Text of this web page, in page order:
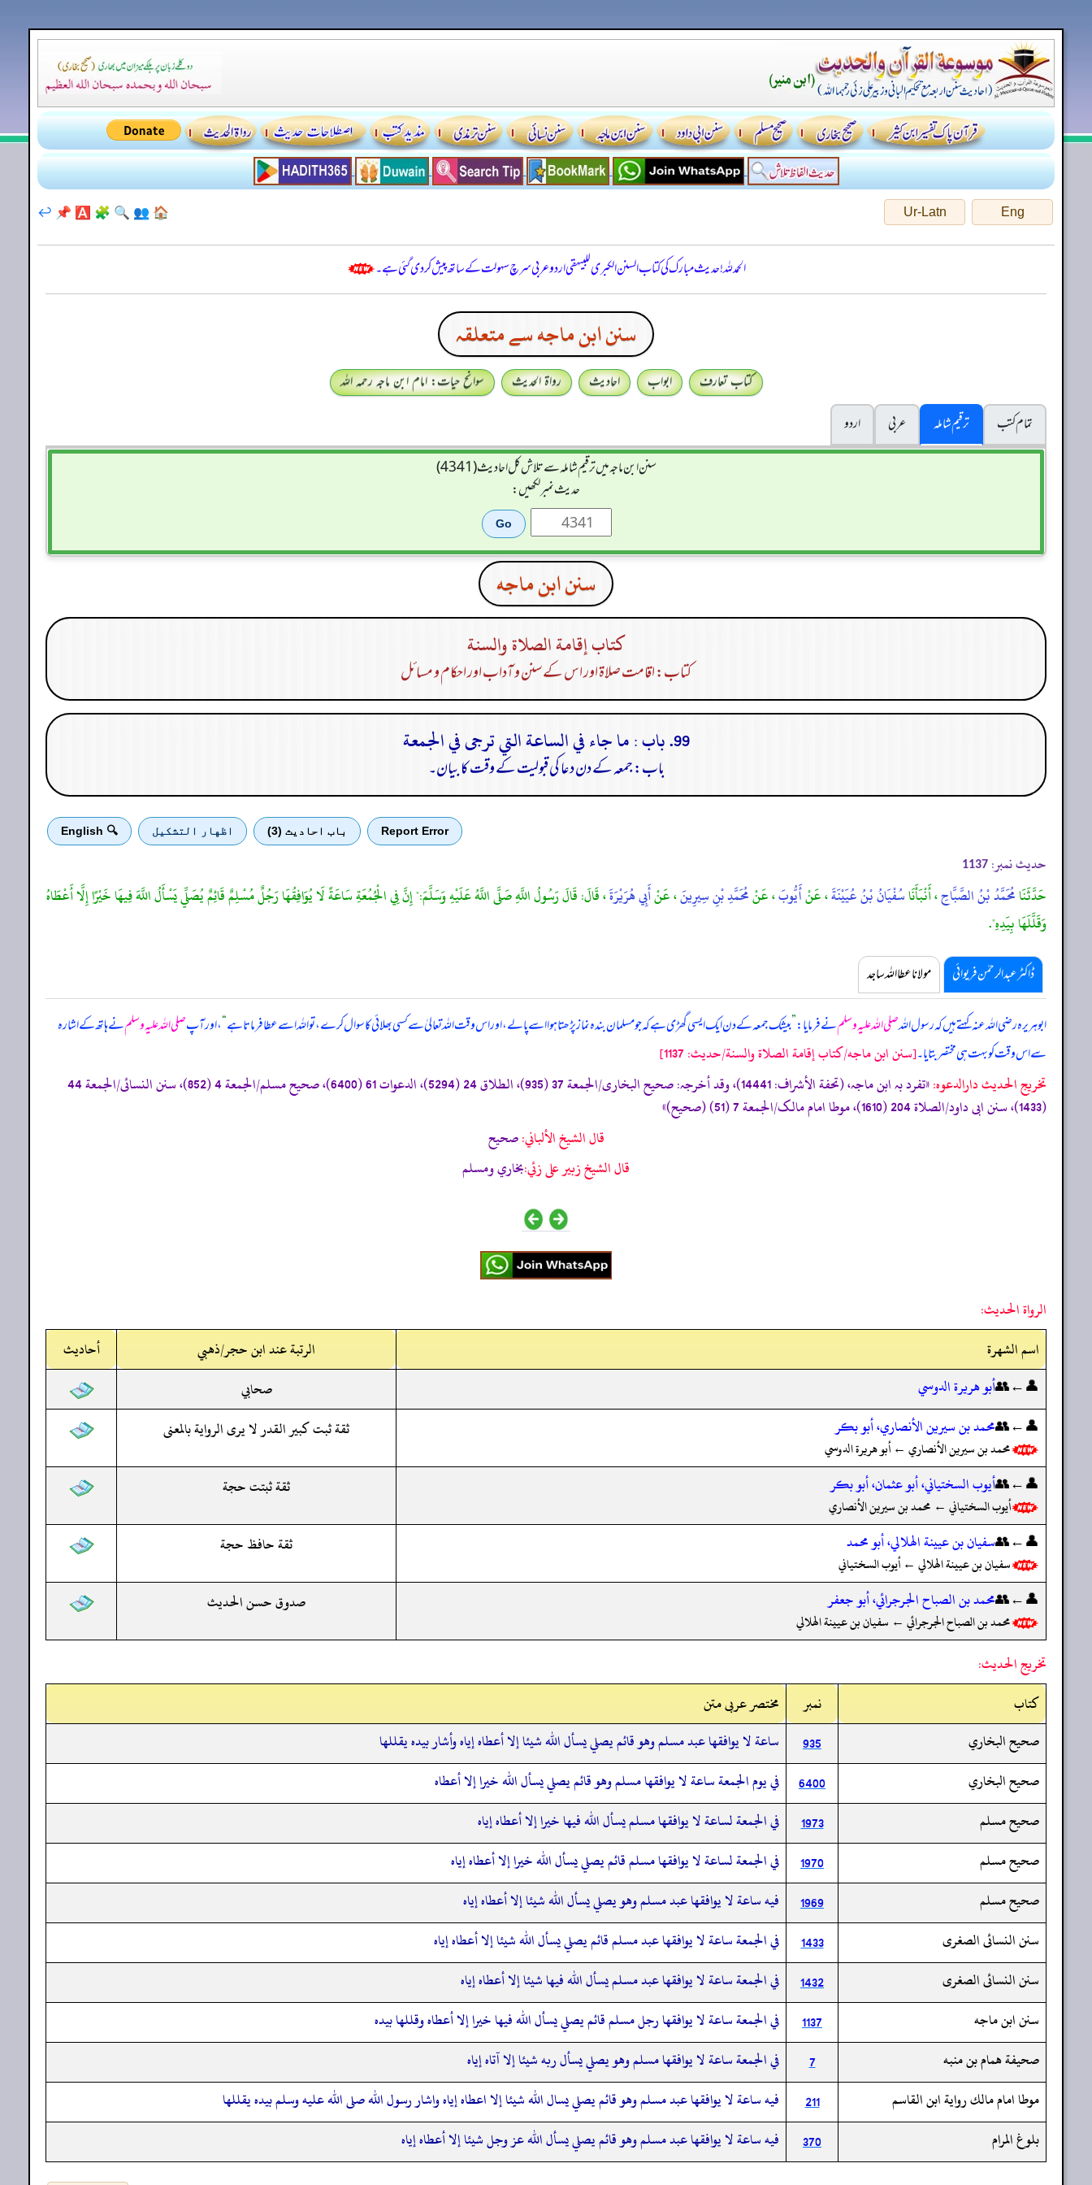
Eng
Ur-Latn
🏠
👥
🔍
🧩
🅰️
📌
↩️
الحمدللہ! حدیث مبارک کی کتاب السنن الكبرى للبيهقي اردو عربی سرچ سہولت کے ساتھ پیش کر دی گئی ہے۔
سنن ابن ماجه سے متعلقہ
کتاب تعارف ابواب احادیث رواۃ الحدیث
سوانح حیات: امام ابن ماجہ رحمہ اللہ
تمام کتب
ترقیم شاملہ عربی
اردو
سنن ابن ماجہ میں ترقیم شاملہ سے تلاش کل احادیث (4341)
حدیث نمبر لکھیں:
سنن ابن ماجه
كتاب إقامة الصلاة والسنة
کتاب: اقامت صلاۃ اور اس کے سنن و آداب اور احکام و مسائل
99. باب : ما جاء في الساعة التي ترجى في الجمعة
باب: جمعہ کے دن دعا کی قبولیت کے وقت کا بیان۔
Report Error باب احادیث (3) اظهار التشكيل 🔍 English
حدیث نمبر: 1137
حَدَّثَنَامُحَمَّدُ بْنُ الصَّبَّاحِ، أَنْبَأَنَاسُفْيَانُ بْنُ عُيَيْنَةَ، عَنْأَيُّوبَ، عَنْمُحَمَّدِ بْنِ سِيرِينَ، عَنْأَبِي هُرَيْرَةَ، قَالَ: قَالَ رَسُولُ اللَّهِ صَلَّى اللَّهُ عَلَيْهِ وَسَلَّمَ:" إِنَّ فِي الْجُمُعَةِ سَاعَةً لَا يُوَافِقُهَا رَجُلٌ مُسْلِمٌ قَائِمٌ يُصَلِّي يَسْأَلُ اللَّهَ فِيهَا خَيْرًا إِلَّا أَعْطَاهُ
وَقَلَّلَهَا بِيَدِهِ".
ڈاکٹر عبدالرحمٰن فریوائی مولانا عطا اللہ ساجد
ابوہریرہ رضی اللہ عنہ کہتے ہیں کہرسول اللہصلی اللہ علیہ وسلمنے فرمایا:”بیشک جمعہ کے دن ایک ایسی گھڑی ہے کہ جو مسلمان بندہ نماز پڑھتا ہوا اسے پا لے، اور اس وقت اللہ تعالیٰ سے کسی بھلائی کا سوال کرے، تو اللہ اسے عطا فرماتا ہے“، اور آپصلی اللہ علیہ وسلمنے ہاتھ کے اشارہ
سے اس وقت کو بہت ہی مختصر بتایا۔[سنن ابن ماجه/كتاب إقامة الصلاة والسنة/حدیث: 1137]
تخریج الحدیث دارالدعوہ:
«‏‏‏‏تفرد بہ ابن ماجہ، (تحفة الأشراف: 14441)، وقد أخرجہ: صحیح البخاری/الجمعة 37 (935)، الطلاق 24 (5294)، الدعوات 61 (6400)، صحیح مسلم/الجمعة 4 (852)، سنن النسائی/الجمعة 44
(1433)، سنن ابی داود/الصلاة 204 (1610)، موطا امام مالک/الجمعة 7 (51) (صحیح)»
قال الشيخ الألباني:صحيح
قال الشيخ زبير على زئي:بخاري ومسلم
الرواة الحديث:
اسم الشهرة
الرتبة عند ابن حجر/ذهبي
أحاديث
👤←👥أبو هريرة الدوسي
صحابي
👤←👥محمد بن سيرين الأنصاري، أبو بكر
محمد بن سيرين الأنصاري ← أبو هريرة الدوسي
ثقة ثبت كبير القدر لا يرى الرواية بالمعنى
👤←👥أيوب السختياني، أبو عثمان، أبو بكر
أيوب السختياني ← محمد بن سيرين الأنصاري
ثقة ثبتت حجة
👤←👥سفيان بن عيينة الهلالي، أبو محمد
سفيان بن عيينة الهلالي ← أيوب السختياني
ثقة حافظ حجة
👤←👥محمد بن الصباح الجرجرائي، أبو جعفر
محمد بن الصباح الجرجرائي ← سفيان بن عيينة الهلالي
صدوق حسن الحديث
تخريج الحديث:
کتاب
نمبر
مختصر عربی متن
صحيح البخاري
935
ساعة لا يوافقها عبد مسلم وهو قائم يصلي يسأل الله شيئا إلا أعطاه إياه وأشار بيده يقللها
صحيح البخاري
6400
في يوم الجمعة ساعة لا يوافقها مسلم وهو قائم يصلي يسأل الله خيرا إلا أعطاه
صحيح مسلم
1973
في الجمعة لساعة لا يوافقها مسلم يسأل الله فيها خيرا إلا أعطاه إياه
صحيح مسلم
1970
في الجمعة لساعة لا يوافقها مسلم قائم يصلي يسأل الله خيرا إلا أعطاه إياه
صحيح مسلم
1969
فيه ساعة لا يوافقها عبد مسلم وهو يصلي يسأل الله شيئا إلا أعطاه إياه
سنن النسائى الصغرى
1433
في الجمعة ساعة لا يوافقها عبد مسلم قائم يصلي يسأل الله شيئا إلا أعطاه إياه
سنن النسائى الصغرى
1432
في الجمعة ساعة لا يوافقها عبد مسلم يسأل الله فيها شيئا إلا أعطاه إياه
سنن ابن ماجه
1137
في الجمعة ساعة لا يوافقها رجل مسلم قائم يصلي يسأل الله فيها خيرا إلا أعطاه وقللها بيده
صحيفة همام بن منبه
7
في الجمعة ساعة لا يوافقها مسلم وهو يصلي يسأل ربه شيئا إلا آتاه إياه
موطا امام مالك رواية ابن القاسم
211
فيه ساعة لا يوافقها عبد مسلم وهو قائم يصلي يسال الله شيئا إلا اعطاه إياه واشار رسول الله صلى الله عليه وسلم بيده يقللها
بلوغ المرام
370 فيه ساعة لا يوافقها عبد مسلم وهو قائم يصلي يسأل الله عز وجل شيئا إلا أعطاه إياه